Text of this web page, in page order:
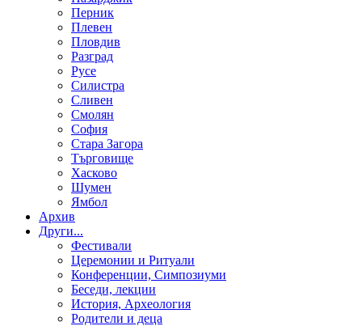
Перник
Плевен
Пловдив
Разград
Русе
Силистра
Сливен
Смолян
София
Стара Загора
Търговище
Хасково
Шумен
Ямбол
Aрхив
Други...
Фестивали
Церемонии и Ритуали
Конференции, Симпозиуми
Беседи, лекции
История, Археология
Родители и деца